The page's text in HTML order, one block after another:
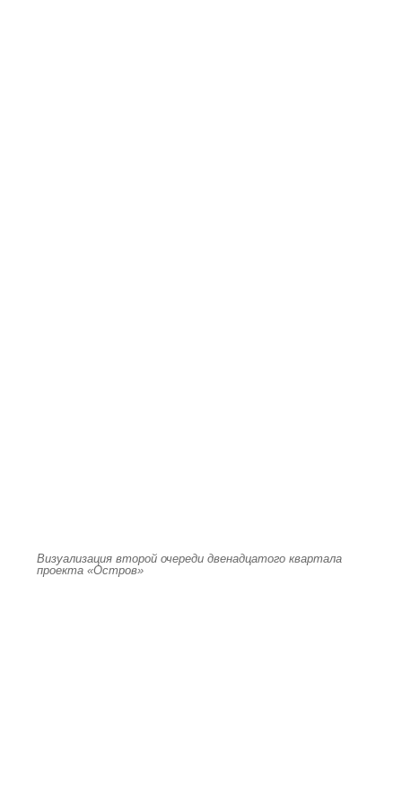
Визуализация второй очереди двенадцатого квартала
проекта «Остров»